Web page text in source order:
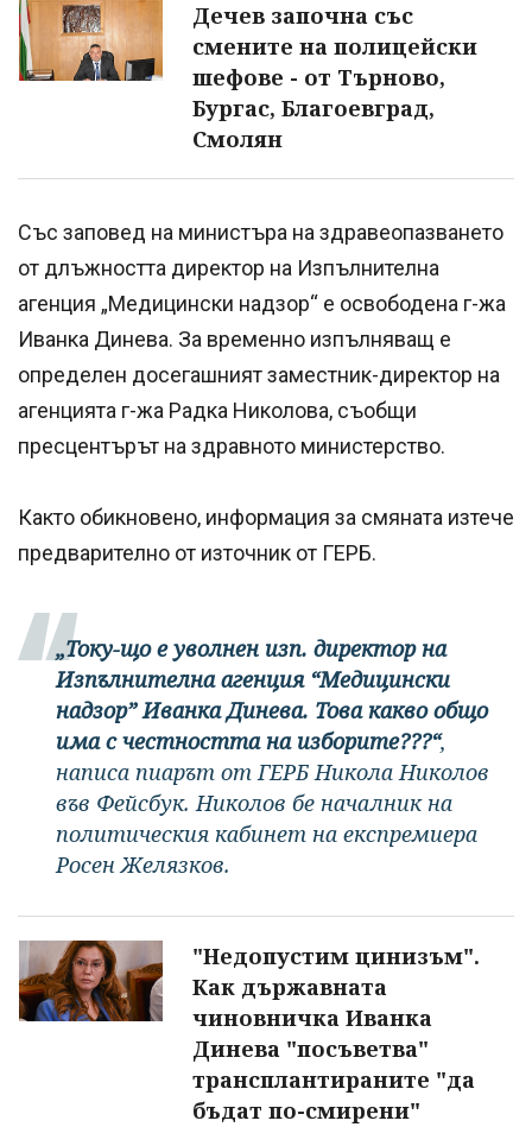
Дечев започна със
смените на полицейски
шефове - от Търново,
Бургас, Благоевград,
Смолян
Със заповед на министъра на здравеопазването
от длъжността директор на Изпълнителна
агенция „Медицински надзор“ е освободена г-жа
Иванка Динева. За временно изпълняващ е
определен досегашният заместник-директор на
агенцията г-жа Радка Николова, съобщи
пресцентърът на здравното министерство.
Както обикновено, информация за смяната изтече
предварително от източник от ГЕРБ.
„Току-що е уволнен изп. директор на
Изпълнителна агенция “Медицински
надзор” Иванка Динева. Това какво общо
има с честността на изборите???“,
написа пиарът от ГЕРБ Никола Николов
във Фейсбук. Николов бе началник на
политическия кабинет на експремиера
Росен Желязков.
"Недопустим цинизъм".
Как държавната
чиновничка Иванка
Динева "посъветва"
трансплантираните "да
бъдат по-смирени"